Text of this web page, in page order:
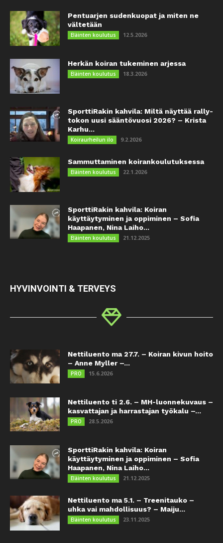
Pentuarjen sudenkuopat ja miten ne
vältetään
Eläinten koulutus 12.5.2026
Herkän koiran tukeminen arjessa
Eläinten koulutus 18.3.2026
SporttiRakin kahvila: Miltä näyttää rally-
tokon uusi sääntövuosi 2026? – Krista
Karhu...
Koiraurheilun ilo 9.2.2026
Sammuttaminen koirankoulutuksessa
Eläinten koulutus 22.1.2026
SporttiRakin kahvila: Koiran
käyttäytyminen ja oppiminen – Sofia
Haapanen, Nina Laiho...
Eläinten koulutus 21.12.2025
HYVINVOINTI & TERVEYS
Nettiluento ma 27.7. – Koiran kivun hoito
– Anne Myller –...
PRO 15.6.2026
Nettiluento ti 2.6. – MH-luonnekuvaus –
kasvattajan ja harrastajan työkalu –...
PRO 28.5.2026
SporttiRakin kahvila: Koiran
käyttäytyminen ja oppiminen – Sofia
Haapanen, Nina Laiho...
Eläinten koulutus 21.12.2025
Nettiluento ma 5.1. – Treenitauko –
uhka vai mahdollisuus? – Maiju...
Eläinten koulutus 23.11.2025